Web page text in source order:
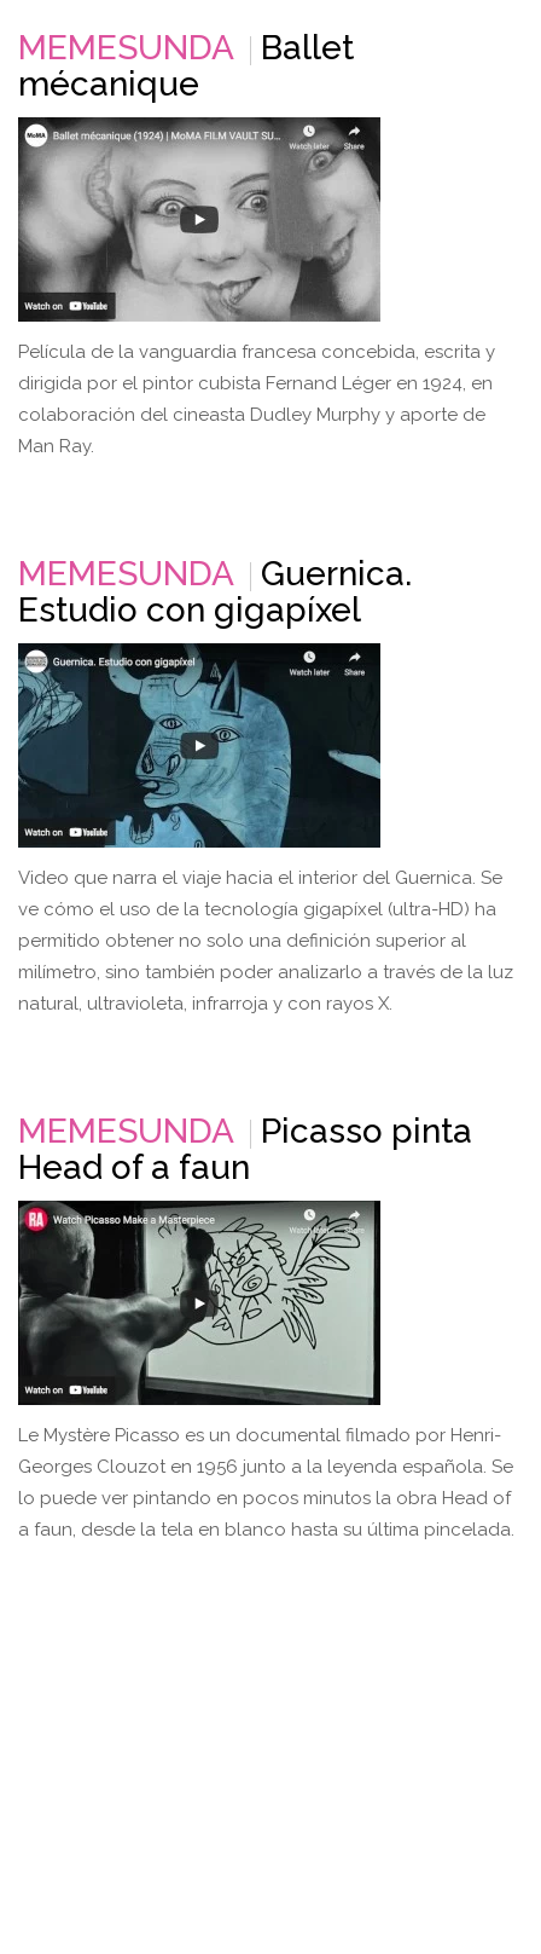
MEMESUNDA
Ballet
mécanique
Película de la vanguardia francesa concebida, escrita y
dirigida por el pintor cubista Fernand Léger en 1924, en
colaboración del cineasta Dudley Murphy y aporte de
Man Ray.
MEMESUNDA
Guernica.
Estudio con gigapíxel
Video que narra el viaje hacia el interior del Guernica. Se
ve cómo el uso de la tecnología gigapíxel (ultra-HD) ha
permitido obtener no solo una definición superior al
milímetro, sino también poder analizarlo a través de la luz
natural, ultravioleta, infrarroja y con rayos X.
MEMESUNDA
Picasso pinta
Head of a faun
Le Mystère Picasso es un documental filmado por Henri-
Georges Clouzot en 1956 junto a la leyenda española. Se
lo puede ver pintando en pocos minutos la obra Head of
a faun, desde la tela en blanco hasta su última pincelada.